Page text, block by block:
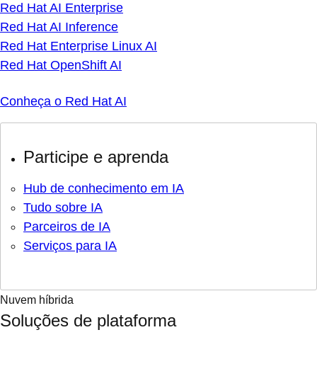
Red Hat AI Enterprise
Red Hat AI Inference
Red Hat Enterprise Linux AI
Red Hat OpenShift AI
Conheça o Red Hat AI
Participe e aprenda
Hub de conhecimento em IA
Tudo sobre IA
Parceiros de IA
Serviços para IA
Nuvem híbrida
Soluções de plataforma